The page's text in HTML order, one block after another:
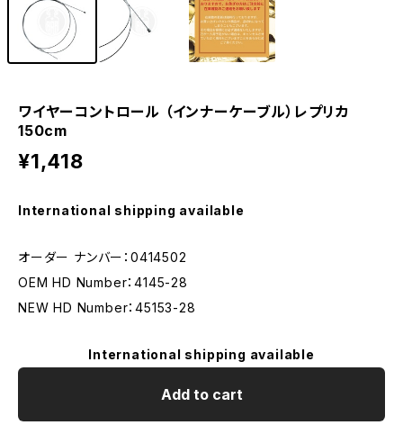
ワイヤーコントロール （インナーケーブル）レプリカ
150cm
¥1,418
International shipping available
オーダー ナンバー：0414502
OEM HD Number：4145-28
NEW HD Number：45153-28
International shipping available
Add to cart